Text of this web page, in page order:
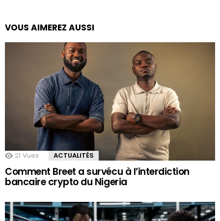
VOUS AIMEREZ AUSSI
21 Vues ACTUALITÉS
Comment Breet a survécu à l’interdiction
bancaire crypto du Nigeria